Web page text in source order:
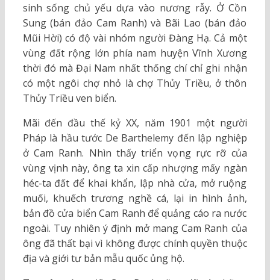
sinh sống chủ yếu dựa vào nương rẫy. Ở Cồn
Sung (bán đảo Cam Ranh) và Bãi Lao (bán đảo
Mũi Hời) có độ vài nhóm người Đàng Hạ. Cả một
vùng đất rộng lớn phía nam huyện Vĩnh Xương
thời đó mà Đại Nam nhất thống chí chỉ ghi nhận
có một ngôi chợ nhỏ là chợ Thủy Triều, ở thôn
Thủy Triều ven biển.
Mãi đến đầu thế kỷ XX, năm 1901 một người
Pháp là hầu tước De Barthelemy đến lập nghiệp
ở Cam Ranh. Nhìn thấy triển vọng rực rỡ của
vùng vịnh này, ông ta xin cấp nhượng mấy ngàn
héc-ta đất để khai khẩn, lập nhà cửa, mở ruộng
muối, khuếch trương nghề cá, lại in hình ảnh,
bản đồ cửa biển Cam Ranh để quảng cáo ra nước
ngoài. Tuy nhiên ý định mở mang Cam Ranh của
ông đã thất bại vì không được chính quyền thuộc
địa và giới tư bản mẫu quốc ủng hộ.